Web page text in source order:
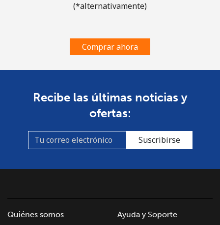
(*alternativamente)
Comprar ahora
Recibe las últimas noticias y
ofertas:
Suscribirse
Quiénes somos
Ayuda y Soporte